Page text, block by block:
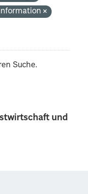
und
Suche.